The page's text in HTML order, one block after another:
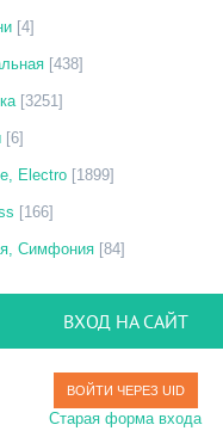
[4]
[438]
[3251]
[6]
Electro [1899]
[166]
Симфония [84]
ВХОД НА САЙТ
ВОЙТИ ЧЕРЕЗ UID
Старая форма входа